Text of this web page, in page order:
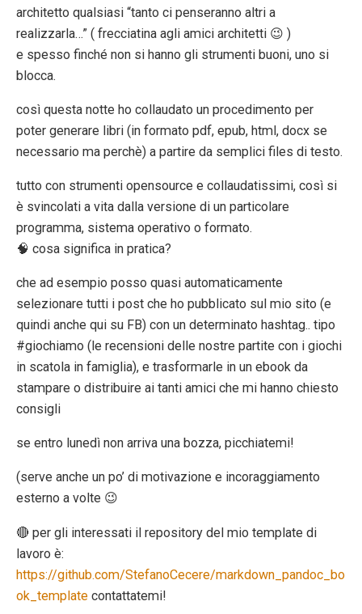
architetto qualsiasi “tanto ci penseranno altri a
realizzarla…” ( frecciatina agli amici architetti 😉 )
e spesso finché non si hanno gli strumenti buoni, uno si
blocca.
così questa notte ho collaudato un procedimento per
poter generare libri (in formato pdf, epub, html, docx se
necessario ma perchè) a partire da semplici files di testo.
tutto con strumenti opensource e collaudatissimi, così si
è svincolati a vita dalla versione di un particolare
programma, sistema operativo o formato.
🧠 cosa significa in pratica?
che ad esempio posso quasi automaticamente
selezionare tutti i post che ho pubblicato sul mio sito (e
quindi anche qui su FB) con un determinato hashtag.. tipo
#giochiamo (le recensioni delle nostre partite con i giochi
in scatola in famiglia), e trasformarle in un ebook da
stampare o distribuire ai tanti amici che mi hanno chiesto
consigli
se entro lunedì non arriva una bozza, picchiatemi!
(serve anche un po’ di motivazione e incoraggiamento
esterno a volte 😉
🔴 per gli interessati il repository del mio template di
lavoro è:
https://github.com/StefanoCecere/markdown_pandoc_bo
ok_template contattatemi!